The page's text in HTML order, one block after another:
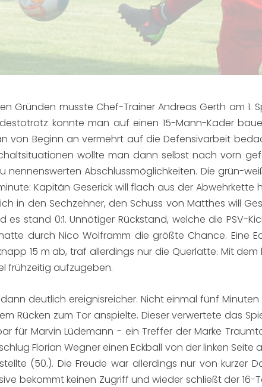
Gründen musste Chef-Trainer Andreas Gerth am 1.
konnte man auf einen 15-Mann-Kader
von Beginn an vermehrt auf die Defensivarbeit
wollte man dann selbst nach vorn
Abschlussmöglichkeiten. Die grün-
Kapitän Geserick will flach aus der Abwehrkette
in den Sechzehner, den Schuss von Matthes will
stand 0:1. Unnötiger Rückstand, welche die PSV-
durch Nico Wolframm die größte Chance. Eine
15 m ab, traf allerdings nur die Querlatte. Mit
frühzeitig aufzugeben.
deutlich ereignisreicher. Nicht einmal fünf
Rücken zum Tor anspielte. Dieser verwertete das
für Marvin Lüdemann - ein Treffer der Marke
Florian Wegner einen Eckball von der linken
(50.). Die Freude war allerdings nur von kurzer
bekommt keinen Zugriff und wieder schließt der